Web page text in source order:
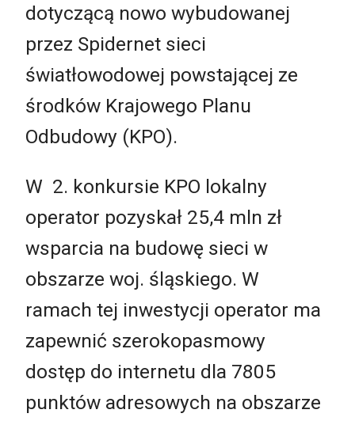
dotyczącą nowo wybudowanej
przez Spidernet sieci
światłowodowej powstającej ze
środków Krajowego Planu
Odbudowy (KPO).
W 2. konkursie KPO lokalny
operator pozyskał 25,4 mln zł
wsparcia na budowę sieci w
obszarze woj. śląskiego. W
ramach tej inwestycji operator ma
zapewnić szerokopasmowy
dostęp do internetu dla 7805
punktów adresowych na obszarze